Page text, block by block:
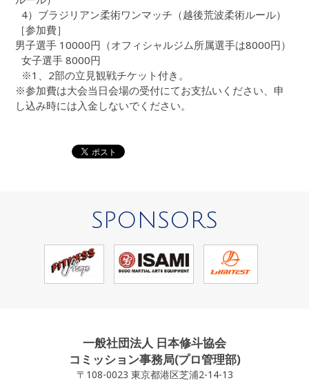
4）ブラジリアン柔術ワンマッチ（越後荒波柔術ルール）
［参加費］
男子選手 10000円（オフィシャルジム所属選手は8000円）
女子選手 8000円
※1、2部の立見観戦チケット付き。
※参加費は大会当日会場の受付にてお支払いください、申
し込み時には入金しないでください。
SPONSORS
一般社団法人 日本修斗協会
コミッション事務局(プロ管理部)
〒108-0023 東京都港区芝浦2-14-13